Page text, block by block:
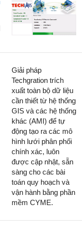
Giải pháp
Techgration trích
xuất toàn bộ dữ liệu
cần thiết từ hệ thống
GIS và các hệ thống
khác (AMI) để tự
động tạo ra các mô
hình lưới phân phối
chính xác, luôn
được cập nhật, sẵn
sàng cho các bài
toán quy hoạch và
vận hành bằng phần
mềm CYME.